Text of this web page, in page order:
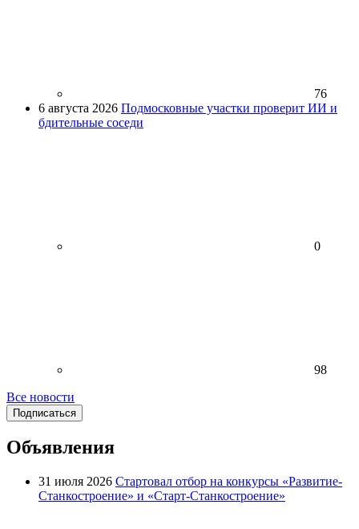
76
6 августа 2026 Подмосковные участки проверит ИИ и
бдительные соседи
0
98
Все новости
Подписаться
Объявления
31 июля 2026 Стартовал отбор на конкурсы «Развитие-
Станкостроение» и «Старт-Станкостроение»